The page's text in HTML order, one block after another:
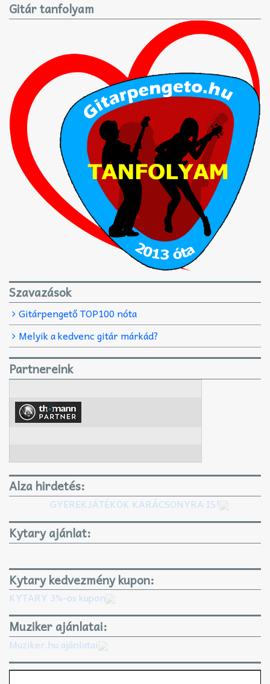
Gitár tanfolyam
Szavazások
Gitárpengető TOP100 nóta
Melyik a kedvenc gitár márkád?
Partnereink
Alza hirdetés:
GYEREKJÁTÉKOK KARÁCSONYRA IS!
Kytary ajánlat:
Kytary kedvezmény kupon:
KYTARY 3%-os kupon
Muziker ajánlatai:
Muziker.hu ajánlatai